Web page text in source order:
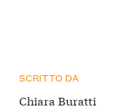
SCRITTO DA
Chiara Buratti